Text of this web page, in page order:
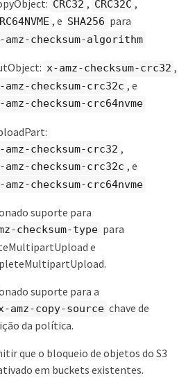
CRC32 , CRC32C ,
, e SHA256 para
amz-checksum-algorithm
x-amz-checksum-crc32 ,
amz-checksum-crc32c , e
amz-checksum-crc64nvme
amz-checksum-crc32 ,
amz-checksum-crc32c , e
amz-checksum-crc64nvme
suporte para
checksum-type para
e
suporte para a
amz-copy-source chave de
da política.
que o bloqueio de objetos do S3
em buckets existentes.